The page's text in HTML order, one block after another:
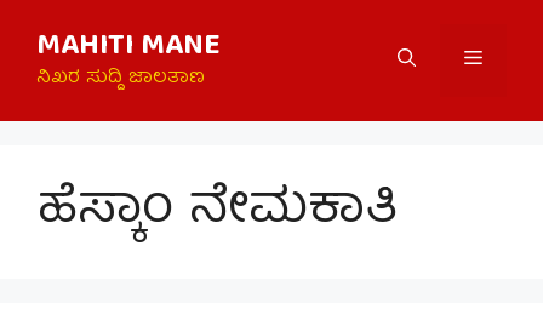
content
MAHITI MANE
ನಿಖರ ಸುದ್ದಿ ಜಾಲತಾಣ
Menu
ಹೆಸ್ಕಾಂ ನೇಮಕಾತಿ